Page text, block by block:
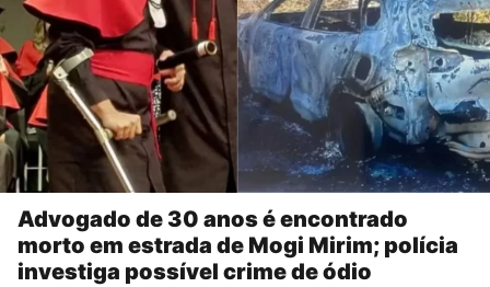
Advogado de 30 anos é encontrado
morto em estrada de Mogi Mirim; polícia
investiga possível crime de ódio